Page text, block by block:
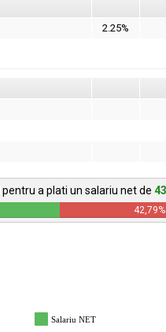
2.25%
pentru a plati un salariu net de
42,79
Salariu NET